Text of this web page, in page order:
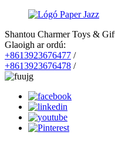
Shantou Charmer Toys &
Glaoigh ar ordú:
+8613923676477 /
+8613923676478 /